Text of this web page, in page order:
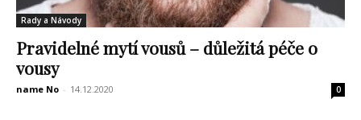
Rady a Návody
Pravidelné mytí vousů – důležitá péče o
vousy
name No - 14.12.2020 0